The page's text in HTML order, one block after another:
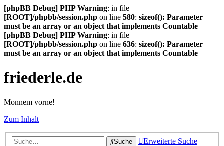
[phpBB Debug] PHP Warning: in file
[ROOT]/phpbb/session.php on line 580: sizeof(): Parameter
must be an array or an object that implements Countable
[phpBB Debug] PHP Warning: in file
[ROOT]/phpbb/session.php on line 636: sizeof(): Parameter
must be an array or an object that implements Countable
friederle.de
Monnem vorne!
Zum Inhalt
Suche Erweiterte Suche